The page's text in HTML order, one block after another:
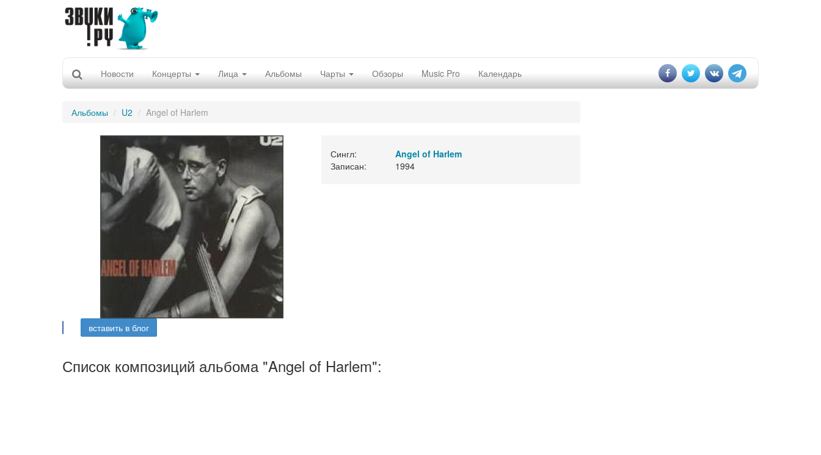
Новости Концерты Лица Альбомы Чарты Обзоры Music Pro Календарь
Альбомы U2 Angel of Harlem
Сингл:
Angel of Harlem
Записан:
1994
вставить в блог
Список композиций альбома "Angel of Harlem":